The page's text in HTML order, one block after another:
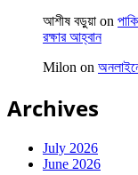
আশীষ বড়ুয়া on
রক্ষার আহ্বান
Milon on
Archives
July 2026
June 2026